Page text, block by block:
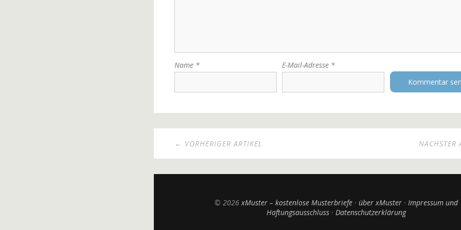
Name * E-Mail-Adresse *
NÄCHSTER
← VORHERIGER ARTIKEL
© 2026xMuster – kostenlose Musterbriefe über xMuster
Impressum und
Haftungsausschluss
Datenschutzerklärung